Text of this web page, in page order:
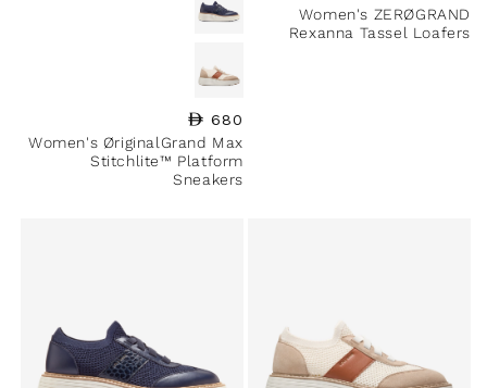
Women's ZERØGRAND
Rexanna Tassel Loafers
السعر العادي
680
Women's ØriginalGrand Max
Stitchlite™ Platform
Sneakers